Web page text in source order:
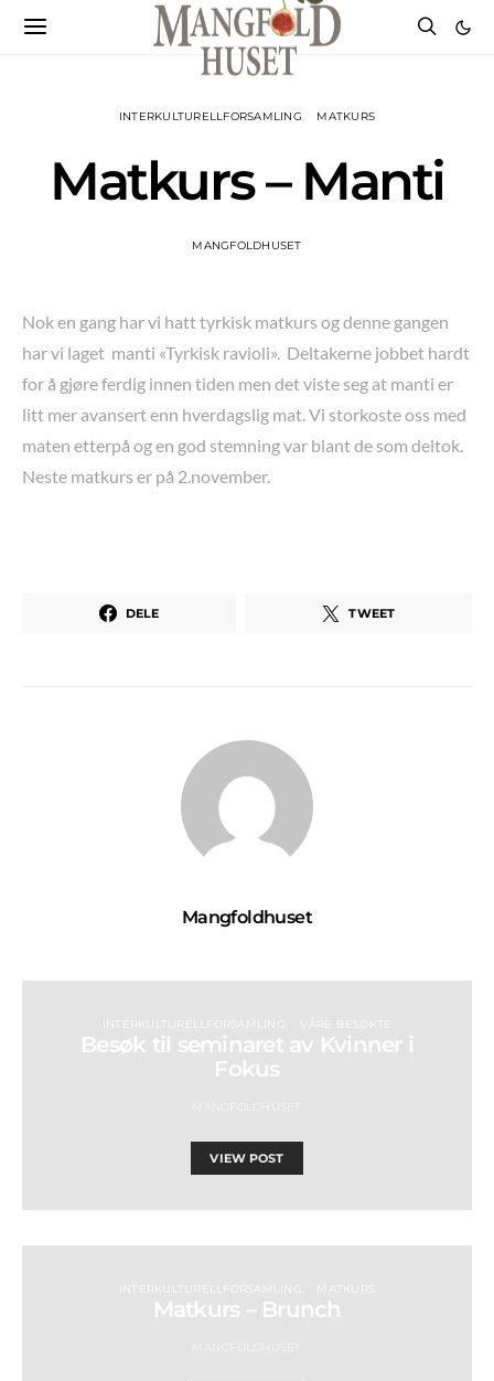
INTERKULTURELLFORSAMLING MATKURS
Matkurs – Manti
MANGFOLDHUSET
Nok en gang har vi hatt tyrkisk matkurs og denne gangen
har vi laget manti «Tyrkisk ravioli». Deltakerne jobbet hardt
for å gjøre ferdig innen tiden men det viste seg at manti er
litt mer avansert enn hverdagslig mat. Vi storkoste oss med
maten etterpå og en god stemning var blant de som deltok.
Neste matkurs er på 2.november.
DELE TWEET
Mangfoldhuset
INTERKULTURELLFORSAMLING VÅRE BESØKTE
Besøk til seminaret av Kvinner i
Fokus
VIEW POST
INTERKULTURELLFORSAMLING MATKURS
Matkurs – Brunch